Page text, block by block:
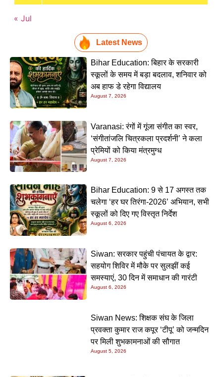
« Jul
Latest News
Bihar Education: बिहार के सरकारी
स्कूलों के समय में बड़ा बदलाव, शनिवार को
अब हाफ डे रहेगा विद्यालय
August 7, 2026
Varanasi: रंगों में गूंजा संगीत का स्वर,
‘संगीतांजलि चित्रकला प्रदर्शनी’ ने कला
प्रेमियों को किया मंत्रमुग्ध
August 7, 2026
Bihar Education: 9 से 17 अगस्त तक
चलेगा ‘हर घर तिरंगा-2026’ अभियान, सभी
स्कूलों को दिए गए विस्तृत निर्देश
August 6, 2026
Siwan: सरकार पहुंची पंचायत के द्वार:
सहयोग शिविर में मौके पर सुलझीं कई
समस्याएं, 30 दिन में समाधान की गारंटी
August 6, 2026
Siwan News: शिक्षक संघ के जिला
प्रवक्ता कुमार राज कपूर ‘टीपू’ को जन्मदिन
पर मिली शुभकामनाओं की सौगात
August 5, 2026